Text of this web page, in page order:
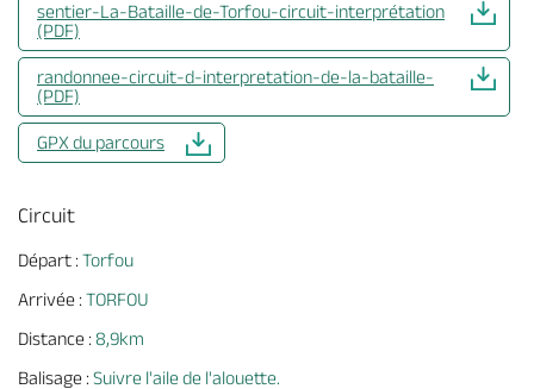
sentier-La-Bataille-de-Torfou-circuit-interprétation
(PDF)
randonnee-circuit-d-interpretation-de-la-bataille-
(PDF)
GPX du parcours
Circuit
Départ :Torfou
Arrivée :TORFOU
Distance :8,9km
Balisage :Suivre l'aile de l'alouette.